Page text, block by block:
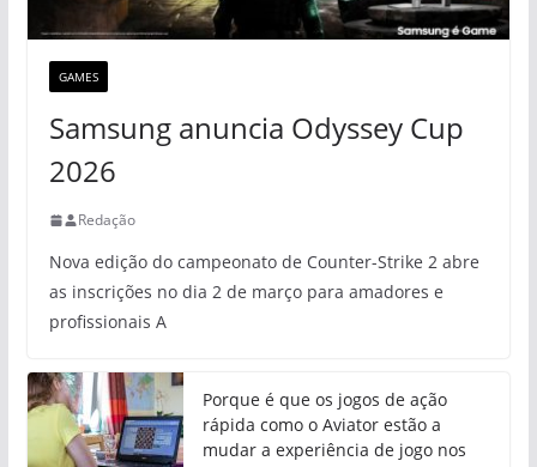
GAMES
Samsung anuncia Odyssey Cup
2026
Redação
Nova edição do campeonato de Counter-Strike 2 abre
as inscrições no dia 2 de março para amadores e
profissionais A
Porque é que os jogos de ação
rápida como o Aviator estão a
mudar a experiência de jogo nos